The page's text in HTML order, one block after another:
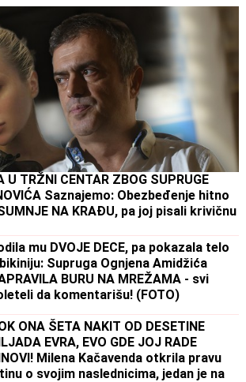
U TRŽNI CENTAR ZBOG SUPRUGE
Saznajemo: Obezbeđenje hitno
NA KRAĐU, pa joj pisali krivičnu
mu DVOJE DECE, pa pokazala telo
Supruga Ognjena Amidžića
BURU NA MREŽAMA - svi
da komentarišu! (FOTO)
ONA ŠETA NAKIT OD DESETINE
EVRA, EVO GDE JOJ RADE
Milena Kačavenda otkrila pravu
o svojim naslednicima, jedan je na